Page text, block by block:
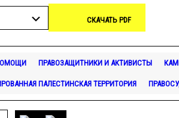
СКАЧАТЬ PDF
ПРАВОЗАЩИТНИКИ И АКТИВИСТЫ
ПАЛЕСТИНСКАЯ ТЕРРИТОРИЯ